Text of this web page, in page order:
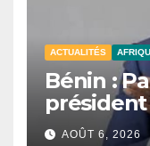
ACTUALITÉS
Bénin :
deAOÛT 6, 2026